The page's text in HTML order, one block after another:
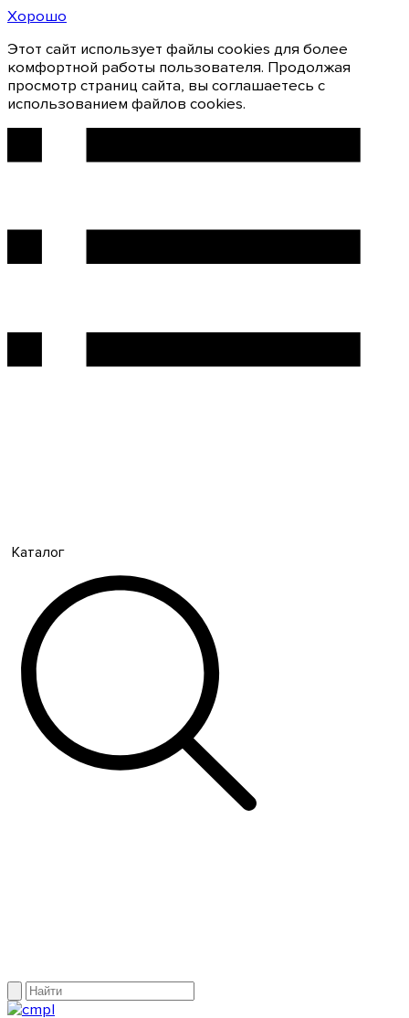
Хорошо
Этот сайт использует файлы cookies для более
комфортной работы пользователя. Продолжая
просмотр страниц сайта, вы соглашаетесь с
использованием файлов cookies.
Каталог